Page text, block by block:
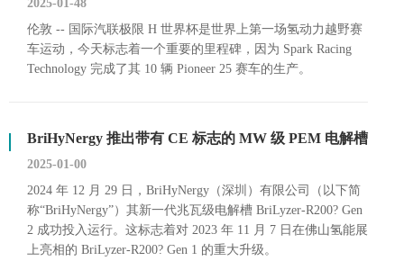
2025-01-48
伦敦 -- 国际汽联极限 H 世界杯是世界上第一场氢动力越野赛
车运动，今天标志着一个重要的里程碑，因为 Spark Racing
Technology 完成了其 10 辆 Pioneer 25 赛车的生产。
BriHyNergy 推出带有 CE 标志的 MW 级 PEM 电解槽
2025-01-00
2024 年 12 月 29 日，BriHyNergy（深圳）有限公司（以下简
称“BriHyNergy”）其新一代兆瓦级电解槽 BriLyzer-R200? Gen
2 成功投入运行。这标志着对 2023 年 11 月 7 日在佛山氢能展
上亮相的 BriLyzer-R200? Gen 1 的重大升级。